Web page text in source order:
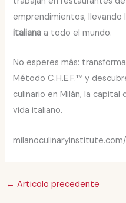
emprendimientos,
italiana a todo el mundo.
No esperes más:
Método C.H.E.F.™ y
culinario en Milán, la
vida italiano.
← Articolo precedente